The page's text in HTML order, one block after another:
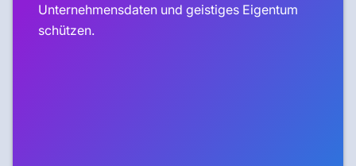
Unternehmensdaten und geistiges Eigentum
schützen.